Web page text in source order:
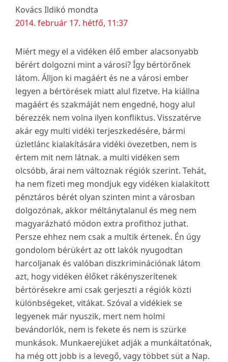
Kovács Ildikó mondta
2014. február 17. hétfő, 11:37
Miért megy el a vidéken élő ember alacsonyabb
bérért dolgozni mint a városi? Így bértörőnek
látom. Álljon ki magáért és ne a városi ember
legyen a bértörések miatt alul fizetve. Ha kiállna
magáért és szakmáját nem engedné, hogy alul
bérezzék nem volna ilyen konfliktus. Visszatérve
akár egy multi vidéki terjeszkedésére, bármi
üzletlánc kialakítására vidéki övezetben, nem is
értem mit nem látnak. a multi vidéken sem
olcsóbb, árai nem változnak régiók szerint. Tehát,
ha nem fizeti meg mondjuk egy vidéken kialakított
pénztáros bérét olyan szinten mint a városban
dolgozónak, akkor méltánytalanul és meg nem
magyarázható módon extra profithoz juthat.
Persze ehhez nem csak a multik értenek. Én úgy
gondolom bérükért az ott lakók nyugodtan
harcoljanak és valóban diszkriminációnak látom
azt, hogy vidéken élőket rákényszerítenek
bértörésekre ami csak gerjeszti a régiók közti
különbségeket, vitákat. Szóval a vidékiek se
legyenek már nyuszik, mert nem holmi
bevándorlók, nem is fekete és nem is szürke
munkások. Munkaerejüket adják a munkáltatónak,
ha még ott jobb is a levegő, vagy többet süt a Nap.